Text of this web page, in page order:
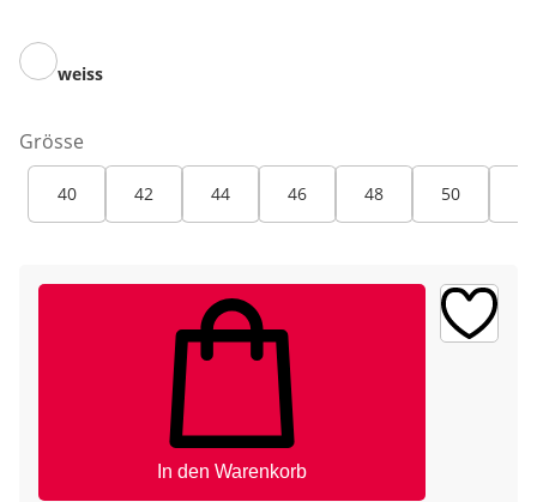
weiss
Grösse
40 42 44 46 48 50
In den Warenkorb